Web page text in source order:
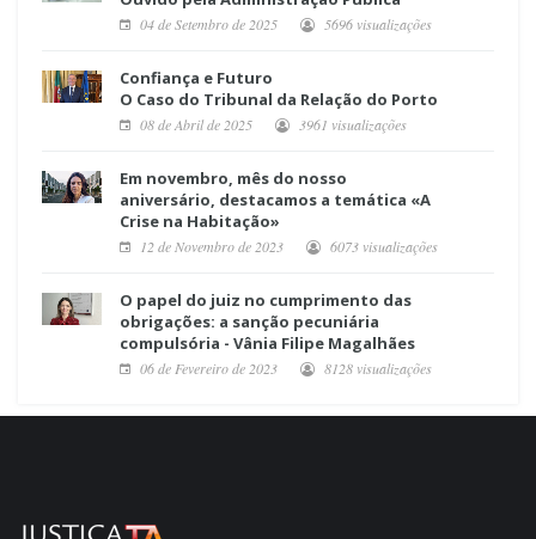
04 de Setembro de 2025 5696 visualizações
Confiança e Futuro
O Caso do Tribunal da Relação do Porto
08 de Abril de 2025 3961 visualizações
Em novembro, mês do nosso
aniversário, destacamos a temática «A
Crise na Habitação»
12 de Novembro de 2023 6073 visualizações
O papel do juiz no cumprimento das
obrigações: a sanção pecuniária
compulsória - Vânia Filipe Magalhães
06 de Fevereiro de 2023 8128 visualizações